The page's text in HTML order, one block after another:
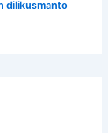
dilikusmanto